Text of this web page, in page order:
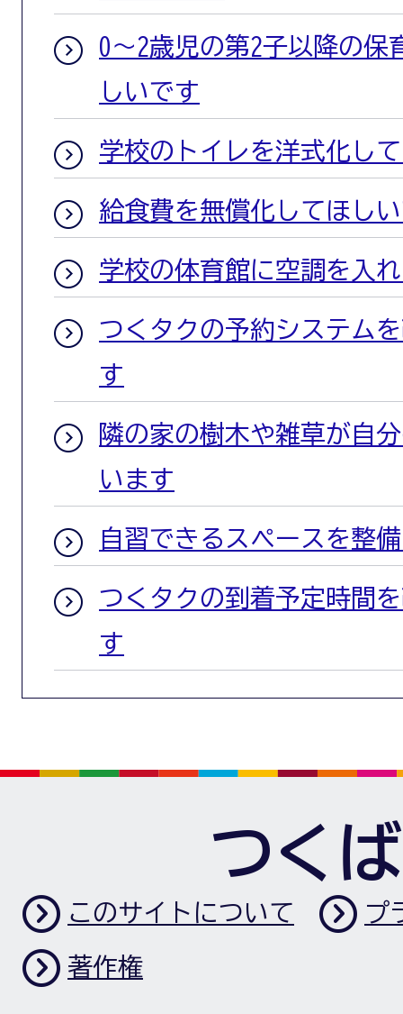
0～2歳児の第2子以降の保
しいです
学校のトイレを洋式化し
給食費を無償化してほし
学校の体育館に空調を入
つくタクの予約システム
す
隣の家の樹木や雑草が自
います
自習できるスペースを整
つくタクの到着予定時間
す
つく
このサイトについて プ
著作権